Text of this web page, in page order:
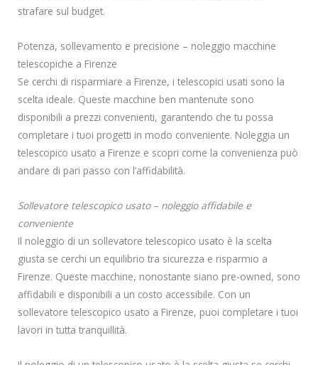
strafare sul budget.
Potenza, sollevamento e precisione – noleggio macchine
telescopiche a Firenze
Se cerchi di risparmiare a Firenze, i telescopici usati sono la
scelta ideale. Queste macchine ben mantenute sono
disponibili a prezzi convenienti, garantendo che tu possa
completare i tuoi progetti in modo conveniente. Noleggia un
telescopico usato a Firenze e scopri come la convenienza può
andare di pari passo con l’affidabilità.
Sollevatore telescopico usato – noleggio affidabile e
conveniente
Il noleggio di un sollevatore telescopico usato è la scelta
giusta se cerchi un equilibrio tra sicurezza e risparmio a
Firenze. Queste macchine, nonostante siano pre-owned, sono
affidabili e disponibili a un costo accessibile. Con un
sollevatore telescopico usato a Firenze, puoi completare i tuoi
lavori in tutta tranquillità.